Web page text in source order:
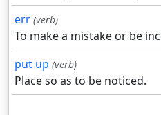
err (verb)
To make a mistake or be
put up (verb)
Place so as to be noticed.